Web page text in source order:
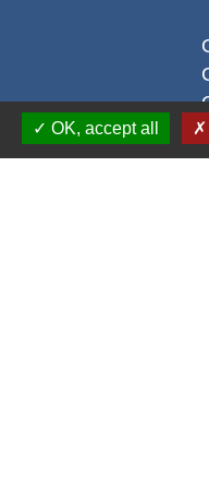
OK, accept all